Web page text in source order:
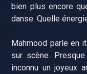
bien plus encore
danse. Quelle
Mahmood parle en
sur scène.
inconnu un joyeux